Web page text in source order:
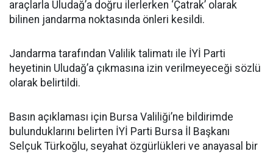
araçlarla Uludağ’a doğru ilerlerken ‘Çatrak’ olarak
bilinen jandarma noktasında önleri kesildi.
Jandarma tarafından Valilik talimatı ile İYİ Parti
heyetinin Uludağ’a çıkmasına izin verilmeyeceği sözlü
olarak belirtildi.
Basın açıklaması için Bursa Valiliği’ne bildirimde
bulunduklarını belirten İYİ Parti Bursa İl Başkanı
Selçuk Türkoğlu, seyahat özgürlükleri ve anayasal bir